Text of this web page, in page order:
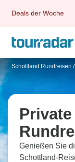
Deals der Woche
Schottland Rundreisen /
Genießen Sie
Schottland-